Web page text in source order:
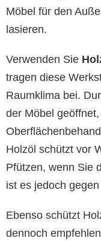
Möbel für den
lasieren.
Verwenden Sie
tragen diese
Raumklima bei.
der Möbel
Holzöl schützt vor
Pfützen, wenn Sie
ist es jedoch
Ebenso schützt
dennoch